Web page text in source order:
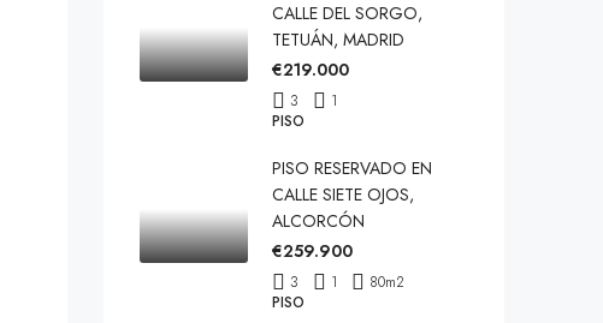
CALLE DEL SORGO,
TETUÁN, MADRID
€219.000
3
1
PISO
PISO RESERVADO EN
CALLE SIETE OJOS,
ALCORCÓN
€259.900
3 1 80m2
PISO